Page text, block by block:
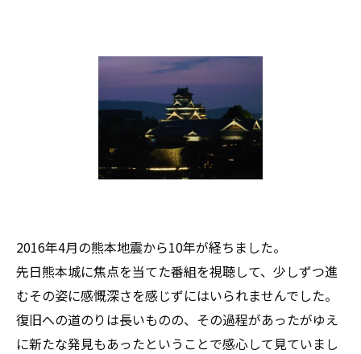
2016年4月の熊本地震から10年が経ちました。
先日熊本城に焦点を当てた番組を視聴して、少しずつ進
むその姿に感慨深さを感じずにはいられませんでした。
復旧への道のりは長いものの、その過程があったがゆえ
に新たな発見もあったということで感心して見ていまし